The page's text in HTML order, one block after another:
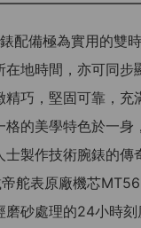
配備極為實用的雙
在地時間，亦可同步
精巧，堅固可靠，充
格的美學特色於一身
士製作技術腕錶的傳
舵表原廠機芯
磨砂處理的24小時